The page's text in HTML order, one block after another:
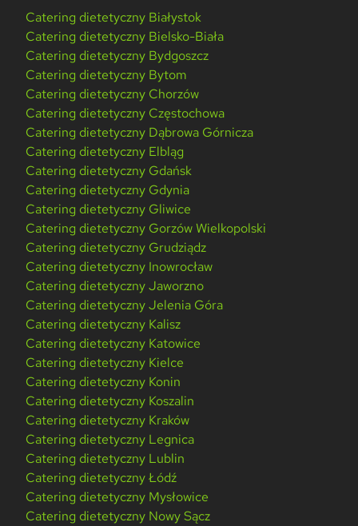
Catering dietetyczny Białystok
Catering dietetyczny Bielsko-Biała
Catering dietetyczny Bydgoszcz
Catering dietetyczny Bytom
Catering dietetyczny Chorzów
Catering dietetyczny Częstochowa
Catering dietetyczny Dąbrowa Górnicza
Catering dietetyczny Elbląg
Catering dietetyczny Gdańsk
Catering dietetyczny Gdynia
Catering dietetyczny Gliwice
Catering dietetyczny Gorzów Wielkopolski
Catering dietetyczny Grudziądz
Catering dietetyczny Inowrocław
Catering dietetyczny Jaworzno
Catering dietetyczny Jelenia Góra
Catering dietetyczny Kalisz
Catering dietetyczny Katowice
Catering dietetyczny Kielce
Catering dietetyczny Konin
Catering dietetyczny Koszalin
Catering dietetyczny Kraków
Catering dietetyczny Legnica
Catering dietetyczny Lublin
Catering dietetyczny Łódź
Catering dietetyczny Mysłowice
Catering dietetyczny Nowy Sącz